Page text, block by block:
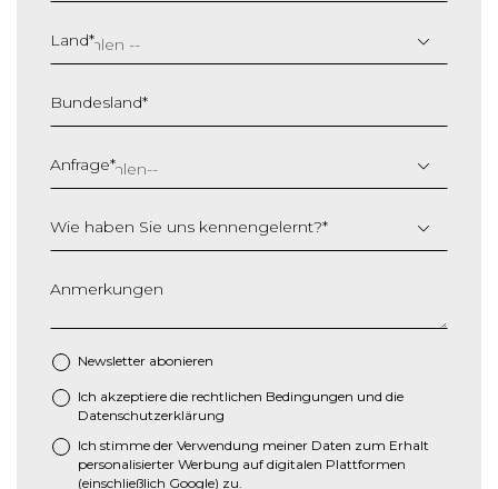
T
S
h
ä
g
t
r
i
h
M
S
h
Land*
Bundesland*
Anfrage*
Wie haben Sie uns kennengelernt?*
Anmerkungen
Newsletter abonieren
* Ich akzeptiere die rechtlichen Bedingungen und die
Datenschutzerklärung
Ich stimme der Verwendung meiner Daten zum Erhalt
personalisierter Werbung auf digitalen Plattformen
(einschließlich Google) zu.